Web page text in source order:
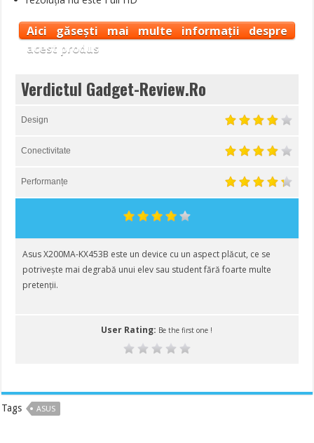
Aici găsești mai multe informații despre
acest produs
Verdictul Gadget-Review.Ro
Design
Conectivitate
Performanțe
Asus X200MA-KX453B este un device cu un aspect plăcut, ce se
potrivește mai degrabă unui elev sau student fără foarte multe
pretenții.
User Rating: Be the first one !
Tags ASUS